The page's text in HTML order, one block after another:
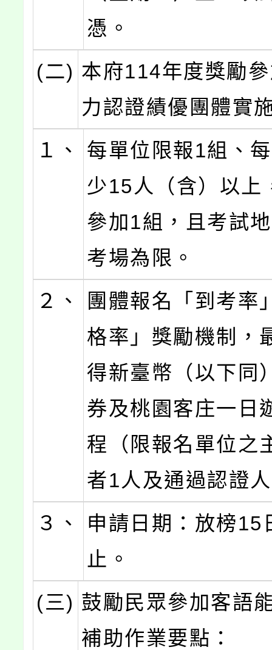
憑。
(二) 本府114年度獎勵
力認證績優團體實
１、
每單位限報1組、
少15人（含）以上
參加1組，且考試
考場為限。
２、
團體報名「到考率
格率」獎勵機制，
得新臺幣（以下同
券及桃園客庄一日
程（限報名單位之
者1人及通過認證
３、
申請日期：放榜15
止。
(三) 鼓勵民眾參加客語
補助作業要點：